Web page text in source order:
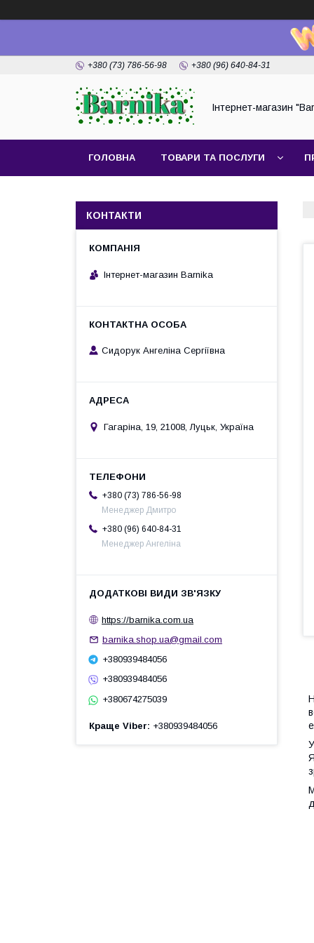
+380 (73) 786-56-98 +380 (96) 640-84-31
Інтернет-магазин
ГОЛОВНА ТОВАРИ ТА ПОСЛУГИ
КОНТАКТИ
Інтернет-магазин Barnika
Сидорук Ангеліна Сергіївна
Гагаріна, 19, 21008, Луцьк, Україна
+380 (73) 786-56-98
Менеджер Дмитро
+380 (96) 640-84-31
Менеджер Ангеліна
https://barnika.com.ua
barnika.shop.ua@gmail.com
+380939484056
+380939484056
+380674275039
Краще Viber +380939484056